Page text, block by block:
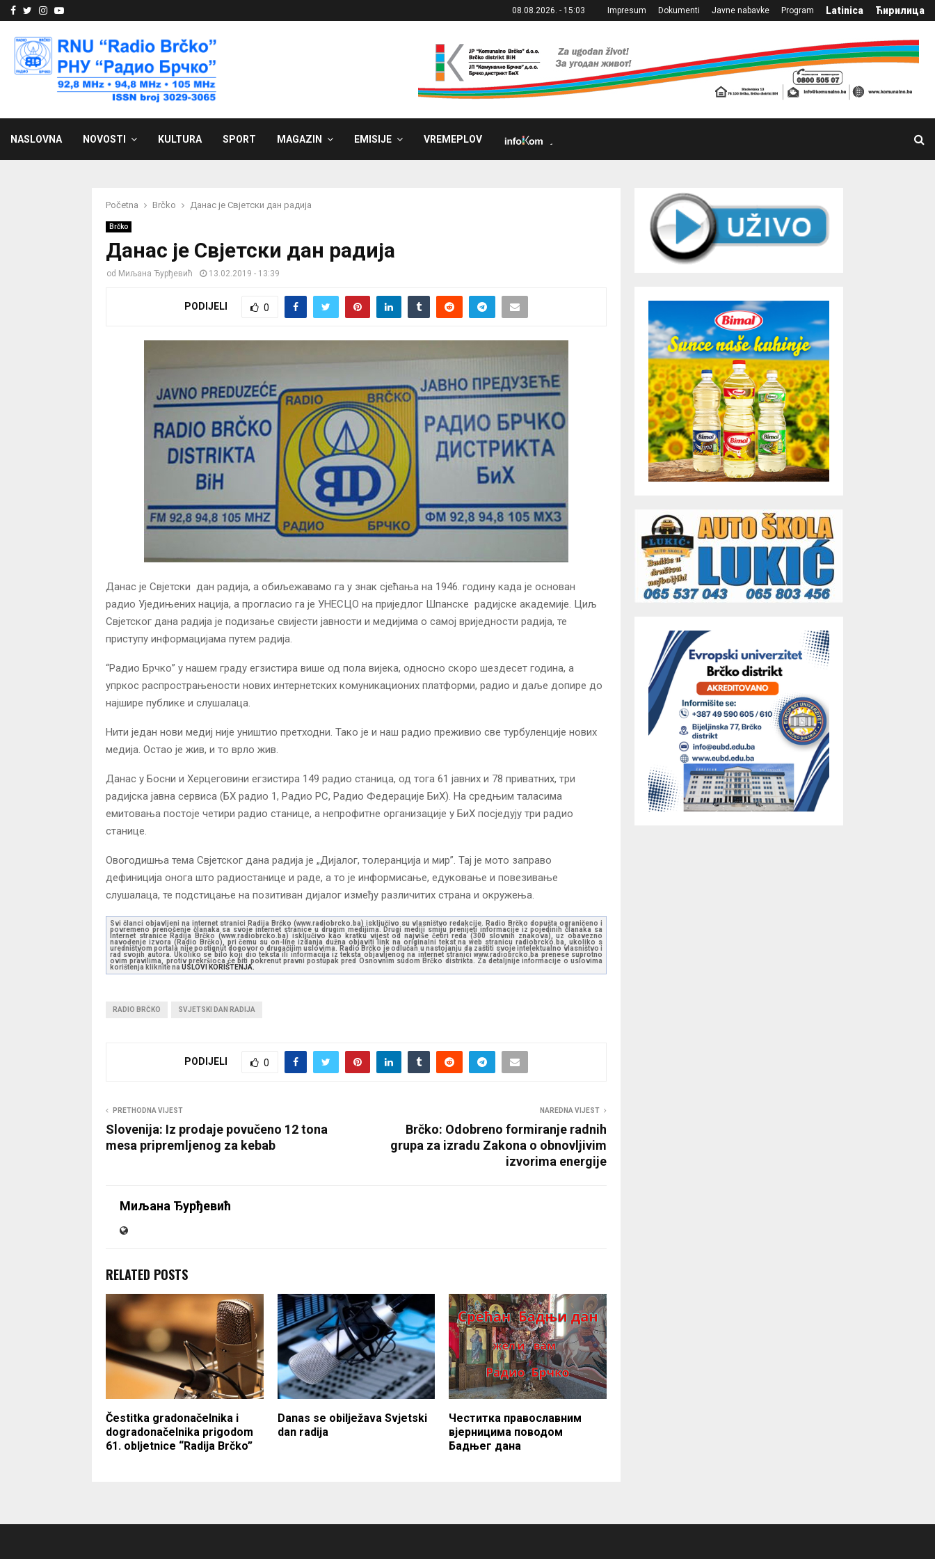
Facebook
Twitter
Instagram
Youtube 08.08.2026. - 15:03 Impresum Dokumenti Javne nabavke Program Latinica Ћирилица
NASLOVNA NOVOSTI KULTURA SPORT MAGAZIN EMISIJE VREMEPLOV
Početna Brčko Данас је Свјетски дан радија
Brčko
Данас је Свјетски дан радија
od Миљана Ђурђевић 13.02.2019 - 13:39
PODIJELI 0
Данас је Свјетски дан радија, а обиљежавамо га у знак сјећања на 1946. годину када је основан
радио Уједињених нација, а прогласио га је УНЕСЦО на приједлог Шпанске радијске академије. Циљ
Свјетског дана радија је подизање свијести јавности и медијима о самој вриједности радија, те
приступу информацијама путем радија.
“Радио Брчко” у нашем граду егзистира више од пола вијека, односно скоро шездесет година, а
упркос распрострањености нових интернетских комуникационих платформи, радио и даље допире до
најшире публике и слушалаца.
Нити један нови медиј није уништио претходни. Тако је и наш радио преживио све турбуленције нових
медија. Остао је жив, и то врло жив.
Данас у Босни и Херцеговини егзистира 149 радио станица, од тога 61 јавних и 78 приватних, три
радијска јавна сервиса (БХ радио 1, Радио РС, Радио Федерације БиХ). На средњим таласима
емитовања постоје четири радио станице, а непрофитне организације у БиХ посједују три радио
станице.
Овогодишња тема Свјетског дана радија је „Дијалог, толеранција и мир”. Тај је мото заправо
дефиниција онога што радиостанице и раде, а то је информисање, едуковање и повезивање
слушалаца, те подстицање на позитиван дијалог између различитих страна и окружења.
Svi članci objavljeni na internet stranici Radija Brčko (www.radiobrcko.ba) isključivo su vlasništvo redakcije. Radio Brčko dopušta ograničeno i
povremeno prenošenje članaka sa svoje internet stranice u drugim medijima. Drugi mediji smiju prenijeti informacije iz pojedinih članaka sa
Internet stranice Radija Brčko (www.radiobrcko.ba) isključivo kao kratku vijest od najviše četiri reda (300 slovnih znakova), uz obavezno
navođenje izvora (Radio Brčko), pri čemu su on-line izdanja dužna objaviti link na originalni tekst na web stranicu radiobrcko.ba, ukoliko s
uredništvom portala nije postignut dogovor o drugačijim uslovima. Radio Brčko je odlučan u nastojanju da zaštiti svoje intelektualno vlasništvo i
rad svojih autora. Ukoliko se bilo koji dio teksta ili informacija iz teksta objavljenog na internet stranici www.radiobrcko.ba prenese suprotno
ovim pravilima, protiv prekršioca će biti pokrenut pravni postupak pred Osnovnim sudom Brčko distrikta. Za detaljnije informacije o uslovima
korištenja kliknite na USLOVI KORIŠTENJA.
RADIO BRČKO SVJETSKI DAN RADIJA
PODIJELI 0
PRETHODNA VIJEST
Slovenija: Iz prodaje povučeno 12 tona
mesa pripremljenog za kebab
NAREDNA VIJEST
Brčko: Odobreno formiranje radnih
grupa za izradu Zakona o obnovljivim
izvorima energije
Миљана Ђурђевић
RELATED POSTS
Čestitka gradonačelnika i
dogradonačelnika prigodom
61. obljetnice “Radija Brčko”
Danas se obilježava Svjetski
dan radija
Честитка православним
вјерницима поводом
Бадњег дана